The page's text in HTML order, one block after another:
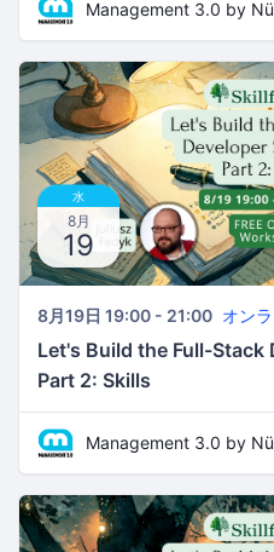
水
8月
19
8月19日 19:00 - 21:00 オン
Let's Build the Full-
Part 2: Skills